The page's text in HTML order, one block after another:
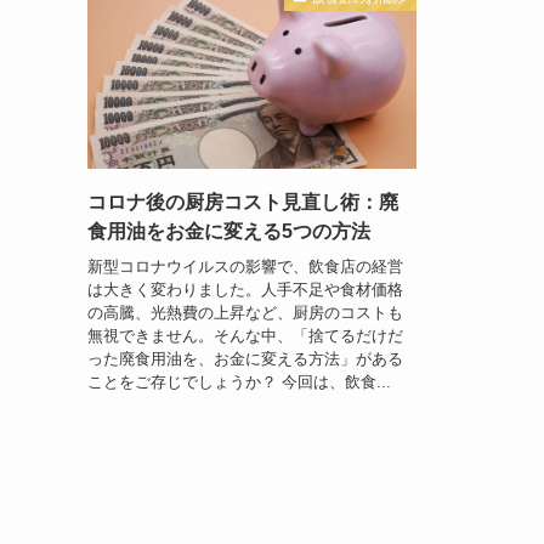
コロナ後の厨房コスト見直し術：廃
食用油をお金に変える5つの方法
新型コロナウイルスの影響で、飲食店の経営
は大きく変わりました。人手不足や食材価格
の高騰、光熱費の上昇など、厨房のコストも
無視できません。そんな中、「捨てるだけだ
った廃食用油を、お金に変える方法」がある
ことをご存じでしょうか？ 今回は、飲食...